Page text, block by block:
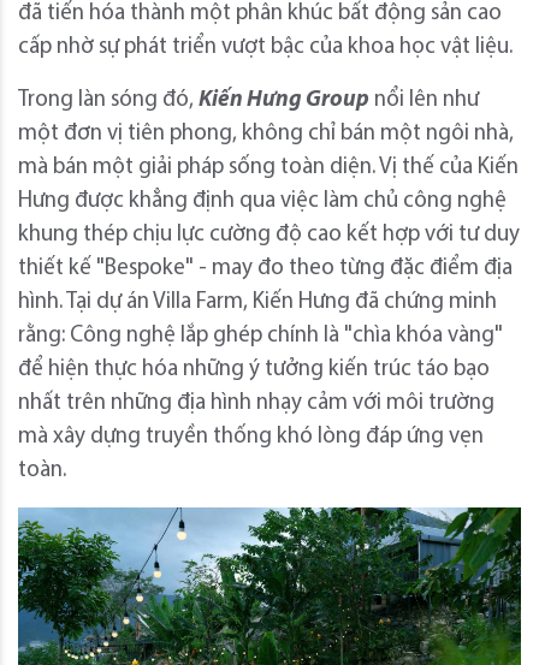
đã tiến hóa thành một phân khúc bất động sản cao
cấp nhờ sự phát triển vượt bậc của khoa học vật liệu.
Trong làn sóng đó, Kiến Hưng Group nổi lên như
một đơn vị tiên phong, không chỉ bán một ngôi nhà,
mà bán một giải pháp sống toàn diện. Vị thế của Kiến
Hưng được khẳng định qua việc làm chủ công nghệ
khung thép chịu lực cường độ cao kết hợp với tư duy
thiết kế "Bespoke" - may đo theo từng đặc điểm địa
hình. Tại dự án Villa Farm, Kiến Hưng đã chứng minh
rằng: Công nghệ lắp ghép chính là "chìa khóa vàng"
để hiện thực hóa những ý tưởng kiến trúc táo bạo
nhất trên những địa hình nhạy cảm với môi trường
mà xây dựng truyền thống khó lòng đáp ứng vẹn
toàn.